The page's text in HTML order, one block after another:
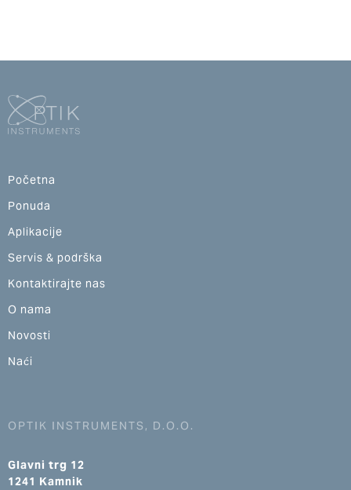
Početna
Ponuda
Aplikacije
Servis & podrška
Kontaktirajte nas
O nama
Novosti
Naći
OPTIK INSTRUMENTS, D.O.O.
Glavni trg 12
1241 Kamnik